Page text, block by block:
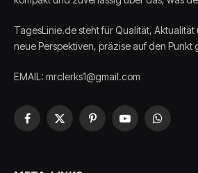
TagesLinie.de steht für Qualität,
neue Perspektiven, präzise auf den Punkt
EMAIL: mrclerks1@gmail.com
Facebook
X
PinterestYouTubeWhatsApp